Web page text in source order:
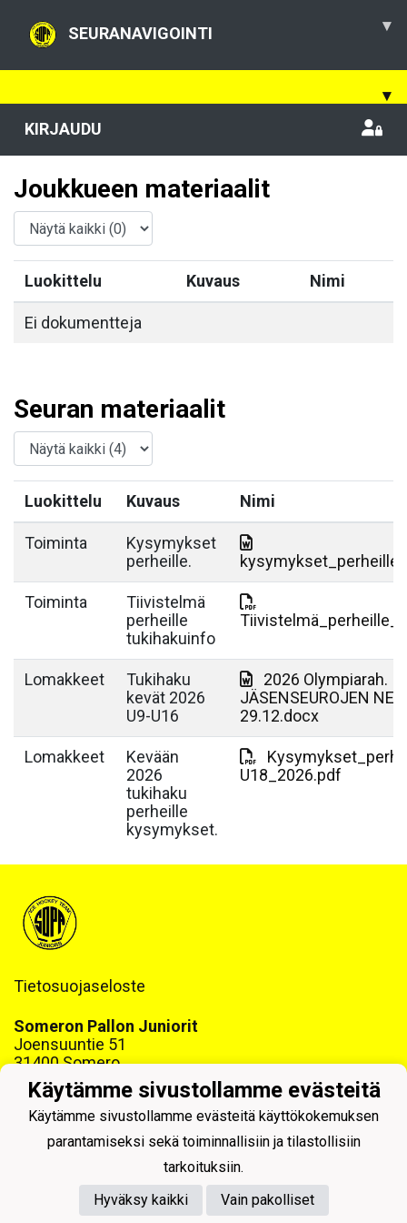
SEURANAVIGOINTI ▾
▾
KIRJAUDU
Joukkueen materiaalit
Luokittelu Kuvaus Nimi
Ei dokumentteja
Seuran materiaalit
Luokittelu Kuvaus Nimi
Toiminta
Kysymykset
perheille.
Toiminta
Tiivistelmä
perheille
tukihakuinfo
Lomakkeet
Tukihaku
kevät 2026
U9-U16
2026 Olympiarah.
JÄSENSEUROJEN
29.12.docx
Lomakkeet
Kevään
2026
tukihaku
perheille
kysymykset.
U18_2026.pdf
Tietosuojaseloste
Someron Pallon Juniorit
Joensuuntie 51
31400 Somero
www.sopajuniorit.fi
Y-tunnus: 1468999-6
Powered by
Käytämme sivustollamme evästeitä
Käytämme sivustollamme evästeitä käyttökokemuksen
parantamiseksi sekä toiminnallisiin ja tilastollisiin
tarkoituksiin.
Hyväksy kaikki
Vain pakolliset